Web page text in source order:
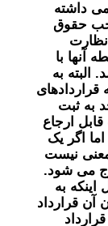
داشته
حقوق
نظارت
آنها با
البته به
همه قراردادهای
به ثبت
قابل ارجاع
اگر یک
معنی نیست
می شود.
اینکه به
میان آن قرارداد